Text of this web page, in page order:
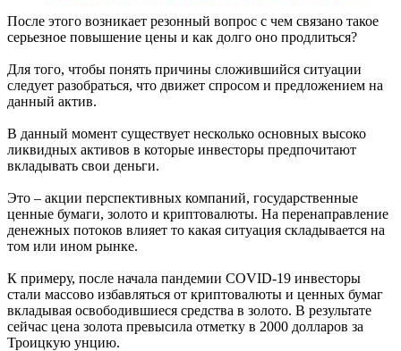
После этого возникает резонный вопрос с чем связано такое
серьезное повышение цены и как долго оно продлиться?
Для того, чтобы понять причины сложившийся ситуации
следует разобраться, что движет спросом и предложением на
данный актив.
В данный момент существует несколько основных высоко
ликвидных активов в которые инвесторы предпочитают
вкладывать свои деньги.
Это – акции перспективных компаний, государственные
ценные бумаги, золото и криптовалюты. На перенаправление
денежных потоков влияет то какая ситуация складывается на
том или ином рынке.
К примеру, после начала пандемии COVID-19 инвесторы
стали массово избавляться от криптовалюты и ценных бумаг
вкладывая освободившиеся средства в золото. В результате
сейчас цена золота превысила отметку в 2000 долларов за
Троицкую унцию.